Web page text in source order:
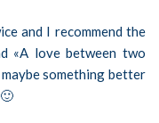
and I recommend the
«A love between two
something better